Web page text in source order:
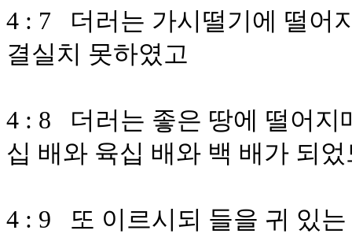
4 : 7 더러는 가시떨기에 떨어
결실치 못하였고
4 : 8 더러는 좋은 땅에 떨어지
십 배와 육십 배와 백 배가 되
4 : 9 또 이르시되 들을 귀 있